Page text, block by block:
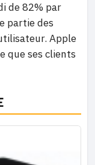
de 82% par
partie des
Apple
que ses clients